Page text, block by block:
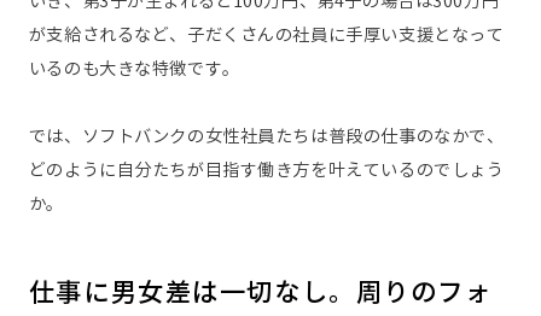
が支給されるなど、子だくさんの社員に手厚い支援となって
いるのも大きな特徴です。
では、ソフトバンクの女性社員たちは普段の仕事のなかで、
どのように自分たちが目指す働き方を叶えているのでしょう
か。
仕事に男女差は一切なし。周りのフォ